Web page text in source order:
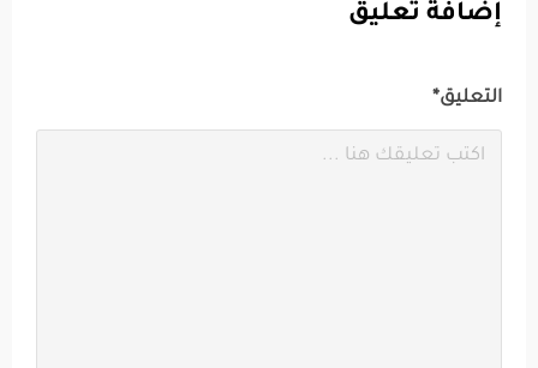
إضافة تعليق
التعليق*